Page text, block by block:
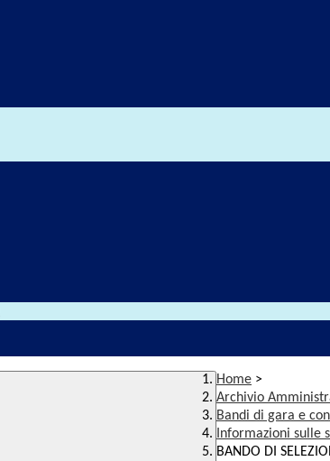
Home >
Archivio
Bandi di gara e
Informazioni sulle
BANDO DI